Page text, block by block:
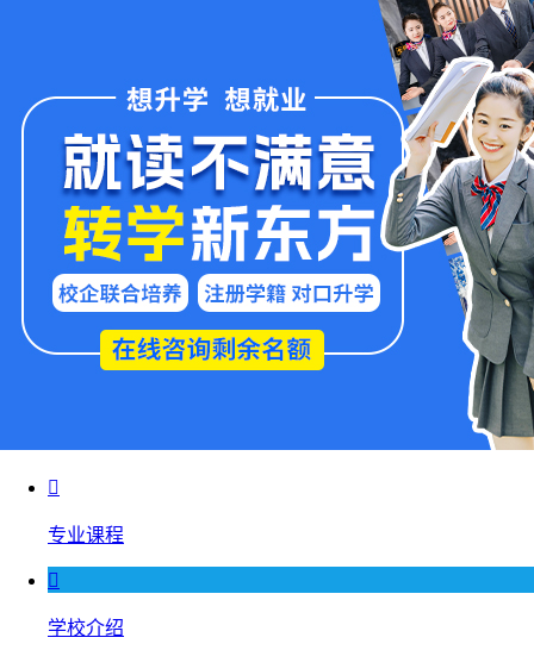

专业课程

学校介绍